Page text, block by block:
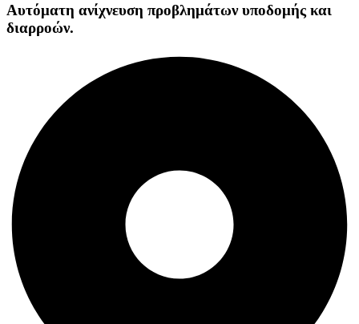
Αυτόματη ανίχνευση προβλημάτων υποδομής και
διαρροών.